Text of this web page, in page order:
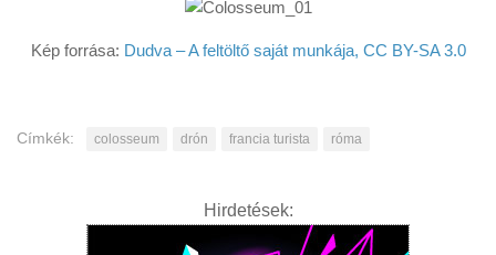
Kép forrása: Dudva – A feltöltő saját munkája, CC BY-SA 3.0
Címkék: colosseum drón francia turista róma
Hirdetések: